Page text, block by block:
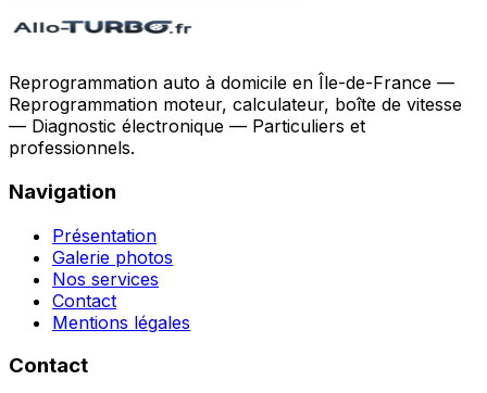
Reprogrammation auto à domicile en Île-de-France —
Reprogrammation moteur, calculateur, boîte de vitesse
— Diagnostic électronique — Particuliers et
professionnels.
Navigation
Présentation
Galerie photos
Nos services
Contact
Mentions légales
Contact